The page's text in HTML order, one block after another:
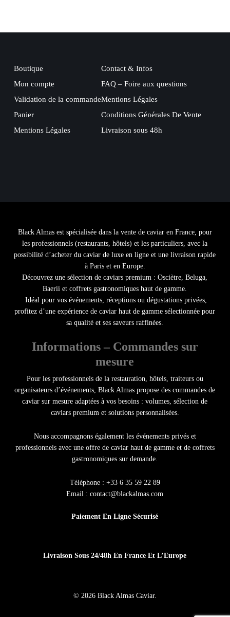
Boutique
Mon compte
Validation de la commande
Panier
Mentions Légales
Contact & Infos
FAQ – Foire aux questions
Mentions Légales
Conditions Générales De Vente
Livraison sous 48h
Black Almas est spécialisée dans la vente de caviar en France, pour
lesprofessionnels (restaurants, hôtels) et les particuliers, avec la
possibilité d’acheter du caviar de luxe en ligne et unelivraison rapide
à Paris et en Europe.
Découvrez une sélection de caviars premium :Osciètre,Beluga,
Baeriiet coffrets gastronomiques haut de gamme.
Idéal pour vos événements, réceptions ou dégustations privées,
profitez d’uneexpérience decaviar haut de gamme sélectionnée pour
sa qualité et ses saveurs raffinées.
Informations – Commandes sur
mesure
Pour les professionnels de la restauration, hôtels, traiteurs ou
organisateurs d’événements, Black Almas propose descommandes de
caviar sur mesure adaptées à vos besoins : volumes, sélection de
caviars premiumet solutions personnalisées.
Nous accompagnons également les événements privés et
professionnelsavec une offre de caviar haut de gammeet de coffrets
gastronomiques sur demande.
Téléphone : +33 6 35 59 22 89
Email :contact@blackalmas.com
Paiement En Ligne Sécurisé
Livraison Sous 24/48h En France Et L’Europe
© 2026 Black Almas Caviar.